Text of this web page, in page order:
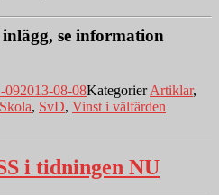
se information
092013-08-08KategorierArtiklar,
Skola, SvD, Vinst i välfärden
i tidningen NU